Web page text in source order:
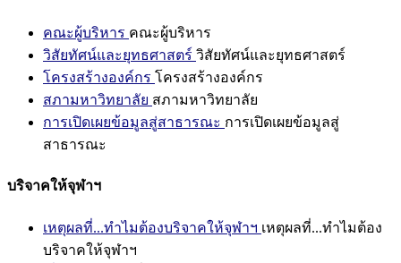
คณะผู้บริหาร คณะผู้บริหาร
วิสัยทัศน์และยุทธศาสตร์ วิสัยทัศน์และยุทธศาสตร์
โครงสร้างองค์กร โครงสร้างองค์กร
สภามหาวิทยาลัย สภามหาวิทยาลัย
การเปิดเผยข้อมูลสู่สาธารณะ การเปิดเผยข้อมูลสู่
สาธารณะ
บริจาคให้จุฬาฯ
เหตุผลที่...ทำไมต้องบริจาคให้จุฬาฯ เหตุผลที่...ทำไมต้อง
บริจาคให้จุฬาฯ